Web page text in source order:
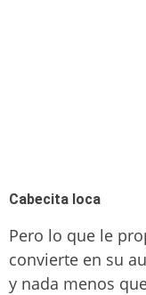
Cabecita loca
Pero lo que le
convierte en su
y nada menos